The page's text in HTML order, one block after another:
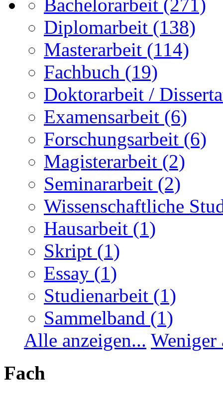
Bachelorarbeit (271)
Diplomarbeit (138)
Masterarbeit (114)
Fachbuch (19)
Doktorarbeit /
Examensarbeit (6)
Forschungsarbeit (6)
Magisterarbeit (2)
Seminararbeit (2)
Wissenschaftliche
Hausarbeit (1)
Skript (1)
Essay (1)
Studienarbeit (1)
Sammelband (1)
Alle anzeigen... Weniger
Fach